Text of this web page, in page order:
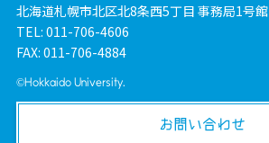
北海道札幌市北区北8条西5丁目 事務局1号館
TEL: 011-706-4606
FAX: 011-706-4884
©Hokkaido University.
お問い合わせ